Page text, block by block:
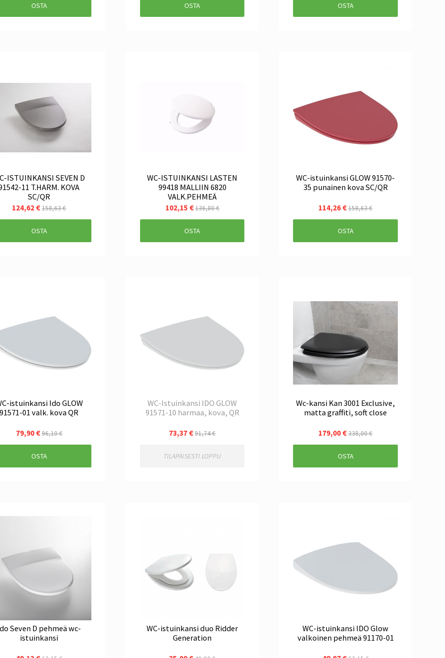
OSTA OSTA OSTA
ISTUINKANSI SEVEN D
11 T.HARM. KOVA
SC/QR
124,62 € 158,63 €
OSTA
WC-ISTUINKANSI LASTEN
99418 MALLIIN 6820
VALK.PEHMEÄ
102,15 €136,80 €
OSTA
WC-istuinkansi GLOW 91570-
35 punainen kova SC/QR
114,26 €158,63 €
OSTA
istuinkansi Ido GLOW
91571-01 valk. kova QR
79,90 €96,10 €
OSTA
WC-Istuinkansi IDO GLOW
91571-10 harmaa, kova, QR
73,37 €91,74 €
TILAPÄISESTI LOPPU
Wc-kansi Kan 3001 Exclusive,
matta graffiti, soft close
179,00 €338,00 €
OSTA
Seven D pehmeä wc-
istuinkansi
WC-istuinkansi duo Ridder
Generation
WC-istuinkansi IDO Glow
valkoinen pehmeä 91170-01